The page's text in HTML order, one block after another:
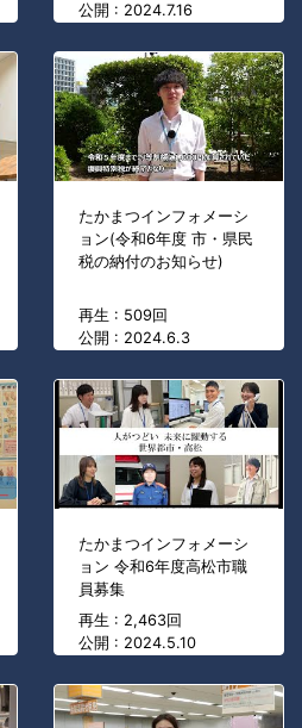
公開 : 2024.7.16
たかまつインフォメーシ
ョン(令和6年度 市・県民
税の納付のお知らせ)
再生 : 509回
公開 : 2024.6.3
たかまつインフォメーシ
ョン 令和6年度高松市職
員募集
再生 : 2,463回
公開 : 2024.5.10